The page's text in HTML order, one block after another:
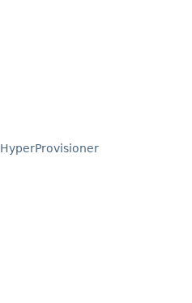
HyperProvisioner